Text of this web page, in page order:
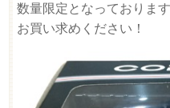
数量限定となっておりま
お買い求めください！